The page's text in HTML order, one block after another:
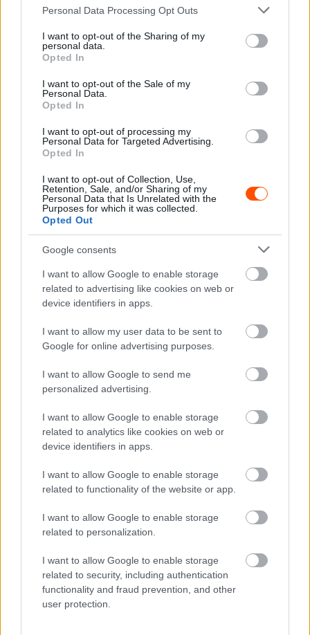
Please note that this website/app uses one or more Google
not limited to your visit or usage behaviour. You may click to
grant or deny consent to Google and its third-party tags to
use your data for below specified purposes in below Google
consent section.
Personal Data Processing Opt Outs
I want to opt-out of the Sharing of my
personal data.
Opted In
I want to opt-out of the Sale of my
Personal Data.
Opted In
I want to opt-out of processing my
Personal Data for Targeted Advertising.
Opted In
I want to opt-out of Collection, Use,
Retention, Sale, and/or Sharing of my
Personal Data that Is Unrelated with the
Purposes for which it was collected.
Opted Out
Google consents
I want to allow Google to enable storage
related to advertising like cookies on web or
device identifiers in apps.
I want to allow my user data to be sent to
Google for online advertising purposes.
I want to allow Google to send me
personalized advertising.
I want to allow Google to enable storage
related to analytics like cookies on web or
device identifiers in apps.
I want to allow Google to enable storage
related to functionality of the website or app.
I want to allow Google to enable storage
related to personalization.
I want to allow Google to enable storage
related to security, including authentication
functionality and fraud prevention, and other
user protection.
össze, és mivel nem volt szervizelés, ezért óvatosabbnak
A második nap már szárazabb utakon zajlott, de ekkor is
ki jött a gumik közti különbség.
„A második napon igyekeztem ismét nagyon gyors lenni,
és bár Seb is lágy gumikon kezdett, ekkor a Michelin már
túl lágynak bizonyult és közepesre kellett váltania, így
Az utolsó két szakasz előtt a norvég versenyző 8.4
másodpercre megközelítette francia riválisát, azonban
„Érintőre vettük a partoldalt és kisebb sérülései lettek az
autónak. Ezt sikerült megjavítani, de Loeb ismét ellépett
A WRC2 2021-es vb címe és tavalyi második helye után
versenyezni, és első futamára már nem kell sokat várni.
„Egyelőre nem tudom elárulni az első verseny helyszínét,
de már nem kell sokat várni, nem véletlen az sem, hogy